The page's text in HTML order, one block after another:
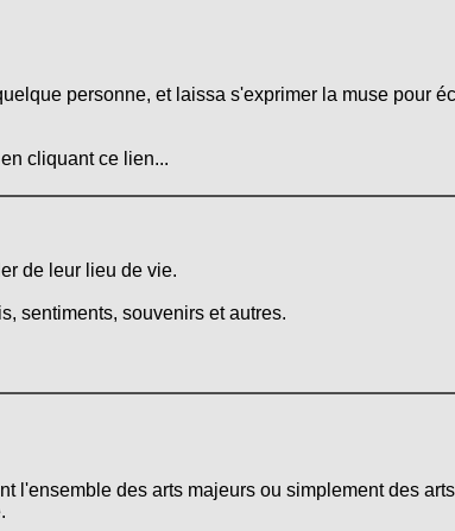
personne, et laissa s'exprimer la muse pour
cliquant ce lien...
de leur lieu de vie.
sentiments, souvenirs et autres.
l'ensemble des arts majeurs ou simplement des